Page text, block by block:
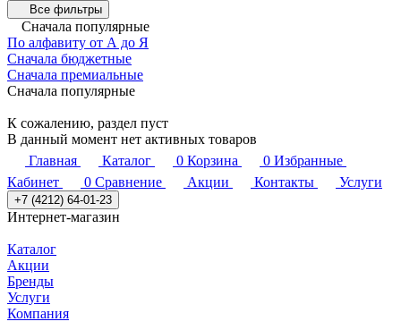
Все фильтры
Сначала популярные
По алфавиту от А до Я
Сначала бюджетные
Сначала премиальные
Сначала популярные
К сожалению, раздел пуст
В данный момент нет активных товаров
Главная
Каталог 0 Корзина 0 Избранные
Кабинет
0 Сравнение Акции Контакты Услуги
+7 (4212) 64-01-23
Интернет-магазин
Каталог
Акции
Бренды
Услуги
Компания